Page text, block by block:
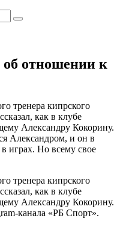
об отношении к
тренера кипрского
как в клубе
Александру Кокорину.
Александром, и он в
играх. Но всему свое
тренера кипрского
как в клубе
Александру Кокорину.
канала «РБ Спорт».